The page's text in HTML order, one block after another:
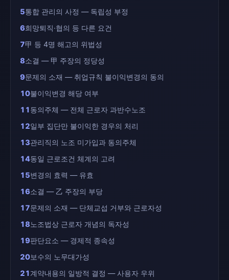
5통합 관리의 사정 — 독립성 부정
6희망퇴직·협의 등 다른 요건
7甲 등 4명 해고의 위법성
8소결 — 甲 주장의 정당성
9문제의 소재 — 취업규칙 불이익변경의 동의
10불이익변경 해당 여부
11동의주체 — 전체 근로자 과반수노조
12일부 집단만 불이익한 경우의 처리
13관리직의 노조 미가입과 동의주체
14동일 근로조건 체계의 고려
15변경의 효력 — 유효
16소결 — 乙 주장의 부당
17문제의 소재 — 단체교섭 거부와 근로자성
18노조법상 근로자 개념의 독자성
19판단요소 — 경제적 종속성
20보수의 노무대가성
21계약내용의 일방적 결정 — 사용자 우위